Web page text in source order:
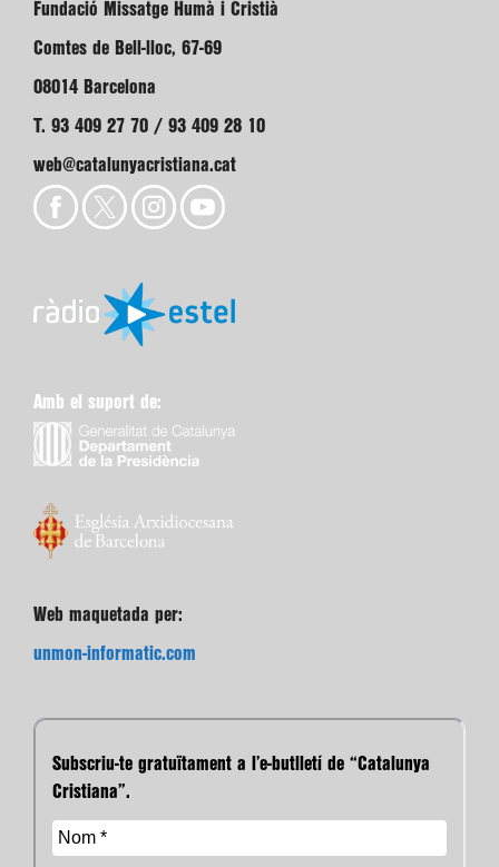
Fundació Missatge Humà i Cristià
Comtes de Bell-lloc, 67-69
08014 Barcelona
T. 93 409 27 70 / 93 409 28 10
web@catalunyacristiana.cat
Amb el suport de:
Web maquetada per:
unmon-informatic.com
Subscriu-te gratuïtament a l’e-butlletí de “Catalunya
Cristiana”.